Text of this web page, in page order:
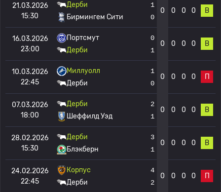
21.03.2026
15:30
Дерби
Бирмингем Сити
1
0
0 0 0 0 В
16.03.2026
23:00
Портсмут
Дерби
0
1
0 0 0 0 В
10.03.2026
22:45
Миллуолл
Дерби
1
0
0 0 0 0 П
07.03.2026
18:00
Дерби
Шеффилд Уэд
2
1
0 0 0 0 В
28.02.2026
15:30
Дерби
Блэкберн
3
1
0 0 0 0 В
24.02.2026
22:45
Корпус
Дерби
4
2
0 0 0 0 П